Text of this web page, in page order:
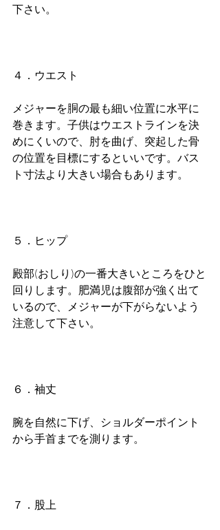
下さい。
４．ウエスト
メジャーを胴の最も細い位置に水平に
巻きます。子供はウエストラインを決
めにくいので、肘を曲げ、突起した骨
の位置を目標にするといいです。バス
ト寸法より大きい場合もあります。
５．ヒップ
殿部(おしり)の一番大きいところをひと
回りします。肥満児は腹部が強く出て
いるので、メジャーが下がらないよう
注意して下さい。
６．袖丈
腕を自然に下げ、ショルダーポイント
から手首までを測ります。
７．股上